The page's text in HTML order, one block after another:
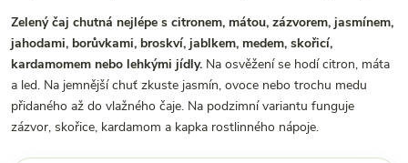
Zelený čaj chutná nejlépe s citronem, mátou, zázvorem, jasmínem,
jahodami, borůvkami, broskví, jablkem, medem, skořicí,
kardamomem nebo lehkými jídly. Na osvěžení se hodí citron, máta
a led. Na jemnější chuť zkuste jasmín, ovoce nebo trochu medu
přidaného až do vlažného čaje. Na podzimní variantu funguje
zázvor, skořice, kardamom a kapka rostlinného nápoje.